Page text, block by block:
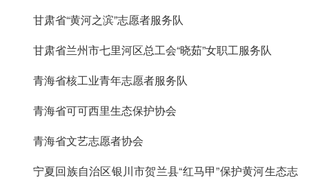
甘肃省“黄河之滨”志愿者服务队
甘肃省兰州市七里河区总工会“晓茹”女职工服务队
青海省核工业青年志愿者服务队
青海省可可西里生态保护协会
青海省文艺志愿者协会
宁夏回族自治区银川市贺兰县“红马甲”保护黄河生态志